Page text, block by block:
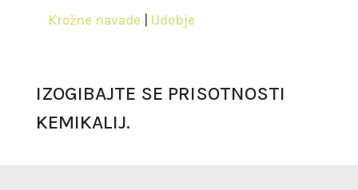
Krožne navade Udobje
IZOGIBAJTE SE PRISOTNOSTI
KEMIKALIJ.